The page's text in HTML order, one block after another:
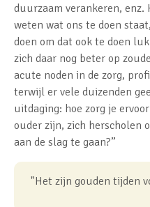
duurzaam verankeren, enz.
weten wat ons te doen
doen om dat ook te doen
zich daar nog beter op
acute noden in de zorg,
terwijl er vele duizenden
uitdaging: hoe zorg je
ouder zijn, zich herscholen
aan de slag te gaan?”
"Het zijn gouden tijden